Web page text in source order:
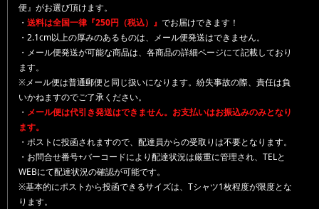
便』がお選び頂けます。
・ 送料は全国一律『250円（税込）』 でお届けできます！
・2.1cm以上の厚みのあるものは、メール便発送はできません。
・メール便発送が可能な商品は、各商品の詳細ページにて記載しており
ます。
※メール便は普通郵便と同じ扱いになります。紛失事故の際、責任は負
いかねますのでご了承ください。
・ メール便は代引き発送はできません。お支払いはお振込みのみとなり
ます。
・ポストに投函されますので、配達員からの受取りは不要となります。
・お問合せ番号+バーコードにより配達状況は厳重に管理され、TELと
WEBにて配達状況の確認が可能です。
※基本的にポストから投函できるサイズは、Tシャツ1枚程度が限度とな
ります。